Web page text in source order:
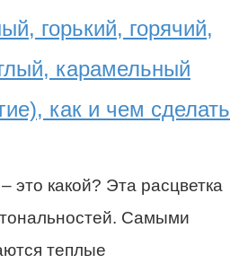
горький, горячий,
карамельный
как и чем сделать
это какой? Эта расцветка
Самыми
теплые